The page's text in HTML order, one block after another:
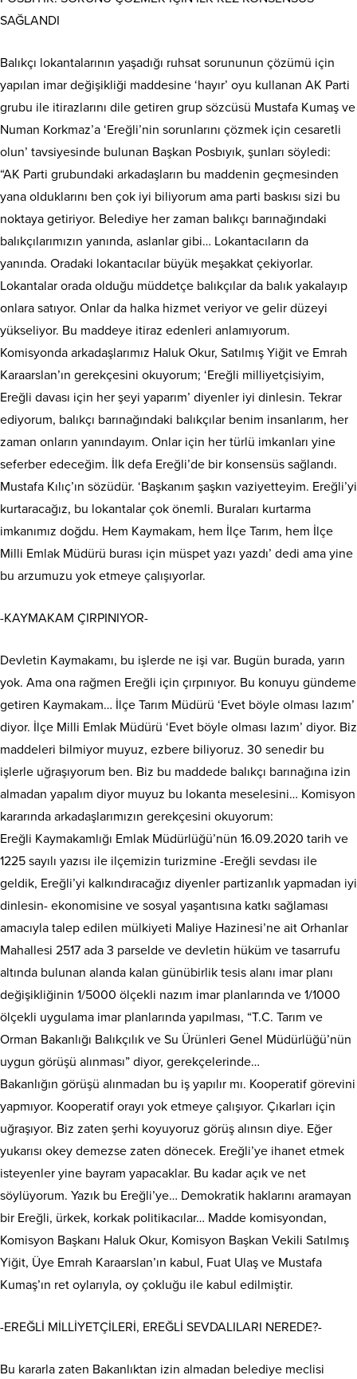
SAĞLANDI
Balıkçı lokantalarının yaşadığı ruhsat sorununun çözümü için
yapılan imar değişikliği maddesine ‘hayır’ oyu kullanan AK Parti
grubu ile itirazlarını dile getiren grup sözcüsü Mustafa Kumaş ve
Numan Korkmaz’a ‘Ereğli’nin sorunlarını çözmek için cesaretli
olun’ tavsiyesinde bulunan Başkan Posbıyık, şunları söyledi:
“AK Parti grubundaki arkadaşların bu maddenin geçmesinden
yana olduklarını ben çok iyi biliyorum ama parti baskısı sizi bu
noktaya getiriyor. Belediye her zaman balıkçı barınağındaki
balıkçılarımızın yanında, aslanlar gibi… Lokantacıların da
yanında. Oradaki lokantacılar büyük meşakkat çekiyorlar.
Lokantalar orada olduğu müddetçe balıkçılar da balık yakalayıp
onlara satıyor. Onlar da halka hizmet veriyor ve gelir düzeyi
yükseliyor. Bu maddeye itiraz edenleri anlamıyorum.
Komisyonda arkadaşlarımız Haluk Okur, Satılmış Yiğit ve Emrah
Karaarslan’ın gerekçesini okuyorum; ‘Ereğli milliyetçisiyim,
Ereğli davası için her şeyi yaparım’ diyenler iyi dinlesin. Tekrar
ediyorum, balıkçı barınağındaki balıkçılar benim insanlarım, her
zaman onların yanındayım. Onlar için her türlü imkanları yine
seferber edeceğim. İlk defa Ereğli’de bir konsensüs sağlandı.
Mustafa Kılıç’ın sözüdür. ‘Başkanım şaşkın vaziyetteyim. Ereğli’yi
kurtaracağız, bu lokantalar çok önemli. Buraları kurtarma
imkanımız doğdu. Hem Kaymakam, hem İlçe Tarım, hem İlçe
Milli Emlak Müdürü burası için müspet yazı yazdı’ dedi ama yine
bu arzumuzu yok etmeye çalışıyorlar.
-KAYMAKAM ÇIRPINIYOR-
Devletin Kaymakamı, bu işlerde ne işi var. Bugün burada, yarın
yok. Ama ona rağmen Ereğli için çırpınıyor. Bu konuyu gündeme
getiren Kaymakam… İlçe Tarım Müdürü ‘Evet böyle olması lazım’
diyor. İlçe Milli Emlak Müdürü ‘Evet böyle olması lazım’ diyor. Biz
maddeleri bilmiyor muyuz, ezbere biliyoruz. 30 senedir bu
işlerle uğraşıyorum ben. Biz bu maddede balıkçı barınağına izin
almadan yapalım diyor muyuz bu lokanta meselesini… Komisyon
kararında arkadaşlarımızın gerekçesini okuyorum:
Ereğli Kaymakamlığı Emlak Müdürlüğü’nün 16.09.2020 tarih ve
1225 sayılı yazısı ile ilçemizin turizmine -Ereğli sevdası ile
geldik, Ereğli’yi kalkındıracağız diyenler partizanlık yapmadan iyi
dinlesin- ekonomisine ve sosyal yaşantısına katkı sağlaması
amacıyla talep edilen mülkiyeti Maliye Hazinesi’ne ait Orhanlar
Mahallesi 2517 ada 3 parselde ve devletin hüküm ve tasarrufu
altında bulunan alanda kalan günübirlik tesis alanı imar planı
değişikliğinin 1/5000 ölçekli nazım imar planlarında ve 1/1000
ölçekli uygulama imar planlarında yapılması, “T.C. Tarım ve
Orman Bakanlığı Balıkçılık ve Su Ürünleri Genel Müdürlüğü’nün
uygun görüşü alınması” diyor, gerekçelerinde…
Bakanlığın görüşü alınmadan bu iş yapılır mı. Kooperatif görevini
yapmıyor. Kooperatif orayı yok etmeye çalışıyor. Çıkarları için
uğraşıyor. Biz zaten şerhi koyuyoruz görüş alınsın diye. Eğer
yukarısı okey demezse zaten dönecek. Ereğli’ye ihanet etmek
isteyenler yine bayram yapacaklar. Bu kadar açık ve net
söylüyorum. Yazık bu Ereğli’ye… Demokratik haklarını aramayan
bir Ereğli, ürkek, korkak politikacılar… Madde komisyondan,
Komisyon Başkanı Haluk Okur, Komisyon Başkan Vekili Satılmış
Yiğit, Üye Emrah Karaarslan’ın kabul, Fuat Ulaş ve Mustafa
Kumaş’ın ret oylarıyla, oy çokluğu ile kabul edilmiştir.
-EREĞLİ MİLLİYETÇİLERİ, EREĞLİ SEVDALILARI NEREDE?-
Bu kararla zaten Bakanlıktan izin almadan belediye meclisi